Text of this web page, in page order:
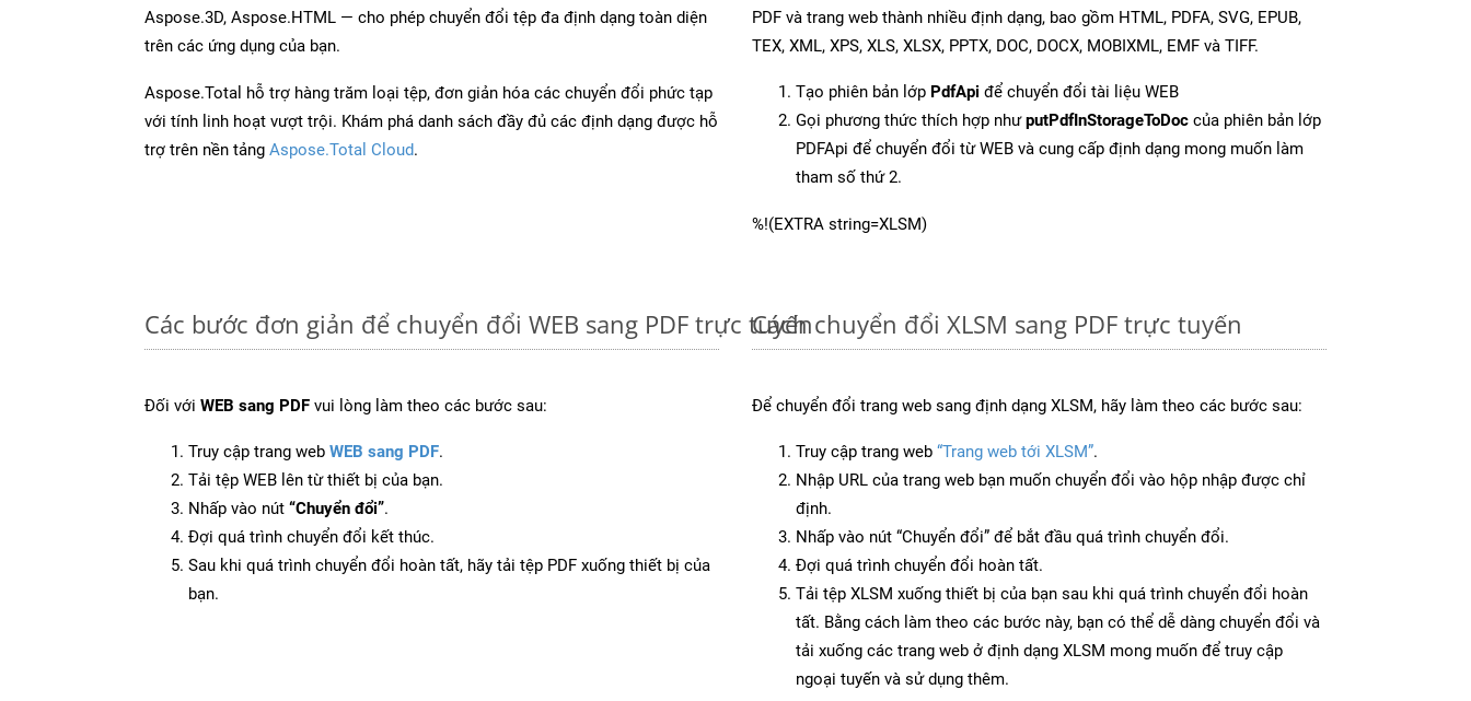
Aspose.3D, Aspose.HTML — cho phép chuyển đổi tệp đa định dạng toàn diện
trên các ứng dụng của bạn.
Aspose.Total hỗ trợ hàng trăm loại tệp, đơn giản hóa các chuyển đổi phức tạp
với tính linh hoạt vượt trội. Khám phá danh sách đầy đủ các định dạng được hỗ
trợ trên nền tảng Aspose.Total Cloud.
PDF và trang web thành nhiều định dạng, bao gồm HTML, PDFA, SVG, EPUB,
TEX, XML, XPS, XLS, XLSX, PPTX, DOC, DOCX, MOBIXML, EMF và TIFF.
Tạo phiên bản lớp PdfApi để chuyển đổi tài liệu WEB
Gọi phương thức thích hợp nhưputPdfInStorageToDoc của phiên bản lớp
PDFApi để chuyển đổi từ WEB và cung cấp định dạng mong muốn làm
tham số thứ 2.
%!(EXTRA string=XLSM)
Các bước đơn giản để chuyển đổi WEB sang PDF trực tuyến
Đối với WEB sang PDF vui lòng làm theo các bước sau:
Truy cập trang web WEB sang PDF.
Tải tệp WEB lên từ thiết bị của bạn.
Nhấp vào nút “Chuyển đổi”.
Đợi quá trình chuyển đổi kết thúc.
Sau khi quá trình chuyển đổi hoàn tất, hãy tải tệp PDF xuống thiết bị của
bạn.
Cách chuyển đổi XLSM sang PDF trực tuyến
Để chuyển đổi trang web sang định dạng XLSM, hãy làm theo các bước sau:
Truy cập trang web “Trang web tới XLSM”.
Nhập URL của trang web bạn muốn chuyển đổi vào hộp nhập được chỉ
định.
Nhấp vào nút “Chuyển đổi” để bắt đầu quá trình chuyển đổi.
Đợi quá trình chuyển đổi hoàn tất.
Tải tệp XLSM xuống thiết bị của bạn sau khi quá trình chuyển đổi hoàn
tất. Bằng cách làm theo các bước này, bạn có thể dễ dàng chuyển đổi và
tải xuống các trang web ở định dạng XLSM mong muốn để truy cập
ngoại tuyến và sử dụng thêm.